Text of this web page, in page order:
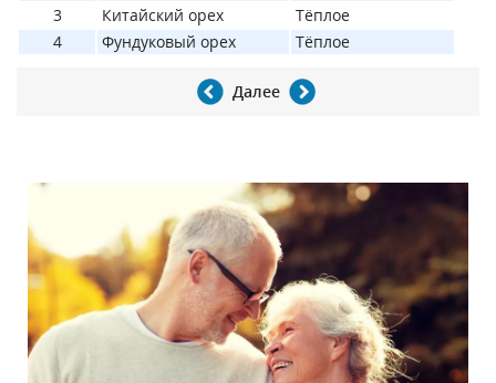
3
Китайский орех
Тёплое
4
Фундуковый орех Тёплое
Далее